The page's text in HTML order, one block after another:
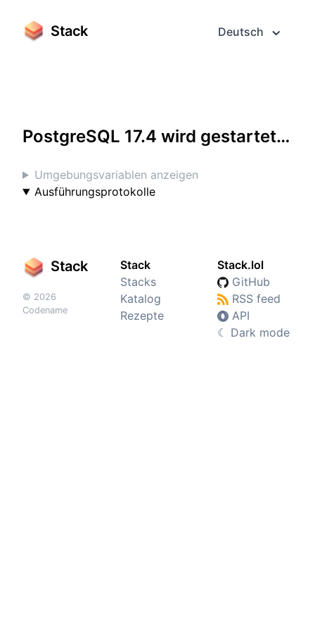
Stack Deutsch
PostgreSQL 17.4 wird gestartet…
Umgebungsvariablen anzeigen
Ausführungsprotokolle
Stack
© 2026
Codename
Stack
Stacks
Katalog
Rezepte
Stack.lol
GitHub
RSS feed
API
☾ Dark mode